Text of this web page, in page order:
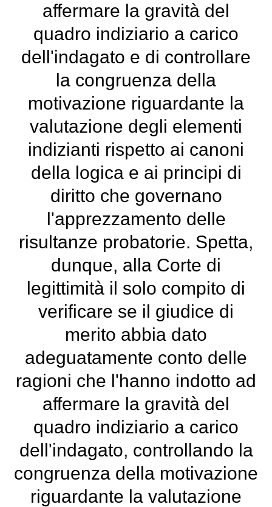
affermare la gravità del
quadro indiziario a carico
dell'indagato e di controllare
la congruenza della
motivazione riguardante la
valutazione degli elementi
indizianti rispetto ai canoni
della logica e ai principi di
diritto che governano
l'apprezzamento delle
risultanze probatorie. Spetta,
dunque, alla Corte di
legittimità il solo compito di
verificare se il giudice di
merito abbia dato
adeguatamente conto delle
ragioni che l'hanno indotto ad
affermare la gravità del
quadro indiziario a carico
dell'indagato, controllando la
congruenza della motivazione
riguardante la valutazione